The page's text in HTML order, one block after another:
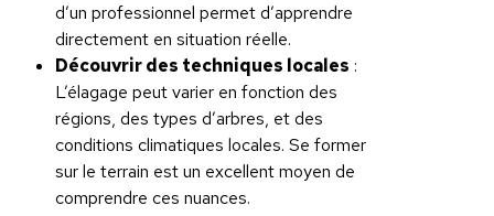
d’un professionnel permet d’apprendre
directement en situation réelle.
Découvrir des techniques locales :
L’élagage peut varier en fonction des
régions, des types d’arbres, et des
conditions climatiques locales. Se former
sur le terrain est un excellent moyen de
comprendre ces nuances.